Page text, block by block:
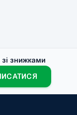
знижками